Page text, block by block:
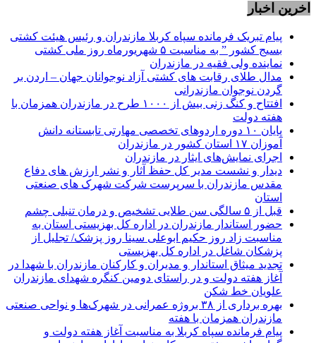
اخرین اخبار
پیام تبریک فرمانده سپاه کربلا مازندران و رئیس هیئت کشتی
بسیج کشور ” به مناسبت ۵ شهریورماه روز ملی کشتی
نماينده ولی فقیه در مازندران
مدال طلای رقابت های کشتی آزاد نوجوانان جهان – اردن بر
گردن نوجوان مازندرانی
افتتاح و کنگ زنی بیش از ۱۰۰۰ طرح در مازندران همزمان با
هفته دولت
پایان ۱۰ دوره اردوهای تخصصی مهارتی تابستانه دانش
آموزان ۱۷ استان کشور در مازندران
اجرای نمایش‌های ایثار در مازندران
دیدار و نشست مدیر کل حفظ آثار و نشر ارزش های دفاع
مقدس مازندران با سرپرست شرکت شهرک های صنعتی
استان
قبل از ۵ سالگی سن طلایی تشخیص و درمان تنبلی چشم
حضور استاندار مازندران در اداره کل بهزیستی استان به
مناسبت زاد روز حکیم ابوعلی سینا روز پزشک/ تجلیل از
پزشکان شاغل در اداره کل بهزیستی
تجدید میثاق استاندار و مدیران و کارکنان مازندران با شهدا در
آغاز هفته دولت و در راستای دومین کنگره شهدای مازندران
علویان خط شکن
بهره برداری از ۳۸ بروژه عمرانی در شهرک‌ها و نواحی صنعتی
مازندران همزمان با هفته
پیام فرمانده سپاه کربلا به مناسبت آغاز هفته دولت و